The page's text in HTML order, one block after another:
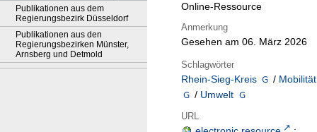
Publikationen aus dem
Regierungsbezirk Düsseldorf
Publikationen aus den
Regierungsbezirken Münster,
Arnsberg und Detmold
Online-Ressource
Anmerkung
Gesehen am 06. März 2026
Schlagwörter
Rhein-Sieg-Kreis / Mobilität
/ Umwelt
URL